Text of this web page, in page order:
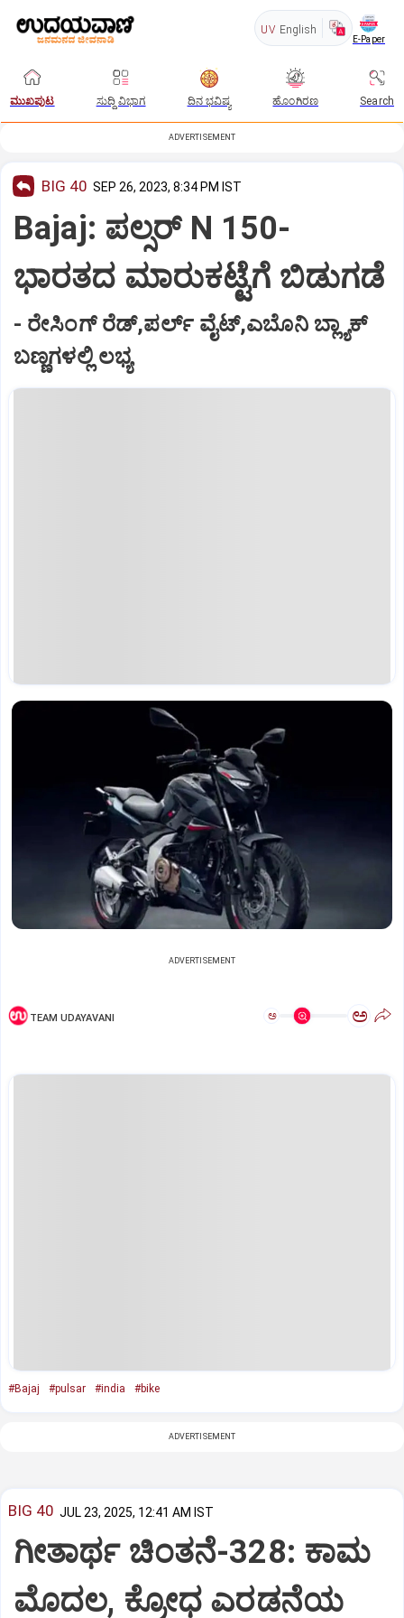
UV English
E-Paper
ಮುಖಪುಟ ಸುದ್ದಿ ವಿಭಾಗ ದಿನ ಭವಿಷ್ಯ ಹೊಂಗಿರಣ Search
ADVERTISEMENT
BIG 40 SEP 26, 2023, 8:34 PM IST
Bajaj: ಪಲ್ಸರ್‌ N 150-
ಭಾರತದ ಮಾರುಕಟ್ಟೆಗೆ ಬಿಡುಗಡೆ
- ರೇಸಿಂಗ್‌ ರೆಡ್‌,ಪರ್ಲ್ ವೈಟ್‌,ಎಬೊನಿ ಬ್ಲ್ಯಾಕ್‌
ಬಣ್ಣಗಳಲ್ಲಿ ಲಭ್ಯ
ADVERTISEMENT
TEAM UDAYAVANI ಅ ಅ
#Bajaj #pulsar #india #bike
ADVERTISEMENT
BIG 40 JUL 23, 2025, 12:41 AM IST
ಗೀತಾರ್ಥ ಚಿಂತನೆ-328: ಕಾಮ
ಮೊದಲ, ಕ್ರೋಧ ಎರಡನೆಯ